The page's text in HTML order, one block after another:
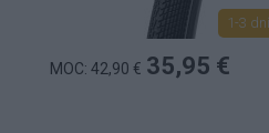
1-3 dní
MOC: 42,90 € 35,95 €